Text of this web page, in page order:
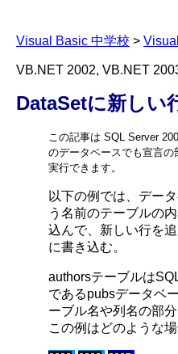
Visual Basic 中学校 >
VB.NET 2002, VB.NET
DataSetに新しい
この記事は SQL Server
のデータベースでも宣言
実行できます。
以下の例では、デー
う名前のテーブルの
込んで、新しい行を
に書き込む。
authorsテーブルは
であるpubsデータベ
ーブル名や列名の部
この例はどのような